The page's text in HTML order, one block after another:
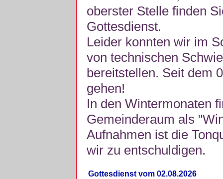
oberster Stelle finden
Gottesdienst.
Leider konnten wir im
von technischen
bereitstellen. Seit dem
gehen!
In den Wintermonaten
Gemeinderaum als
Aufnahmen ist die
wir zu entschuldigen.
Gottesdienst vom 02.08.2026